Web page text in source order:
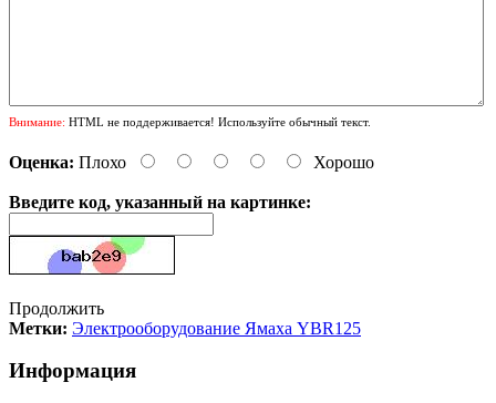
Внимание: HTML не поддерживается! Используйте обычный текст.
Оценка: Плохо Хорошо
Введите код, указанный на картинке:
Продолжить
Метки: Электрооборудование Ямаха YBR125
Информация